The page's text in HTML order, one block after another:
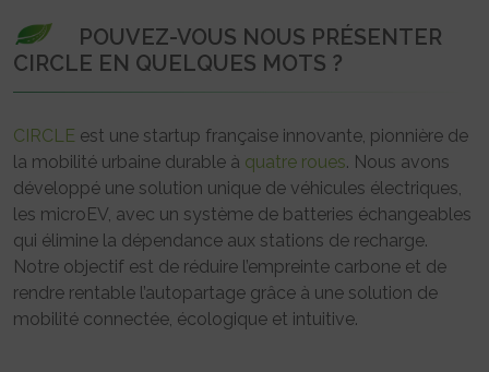
POUVEZ-VOUS NOUS PRÉSENTER
CIRCLE EN QUELQUES MOTS ?
CIRCLE est une startup française innovante, pionnière de
la mobilité urbaine durable à quatre roues. Nous avons
développé une solution unique de véhicules électriques,
les microEV, avec un système de batteries échangeables
qui élimine la dépendance aux stations de recharge.
Notre objectif est de réduire l’empreinte carbone et de
rendre rentable l’autopartage grâce à une solution de
mobilité connectée, écologique et intuitive.